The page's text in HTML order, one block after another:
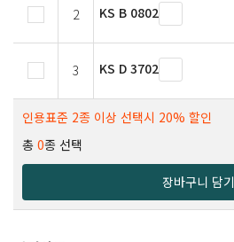
2 KS B 0802
3 KS D 3702
인용표준 2종 이상 선택시 20% 할인
총 0종 선택
장바구니 담기